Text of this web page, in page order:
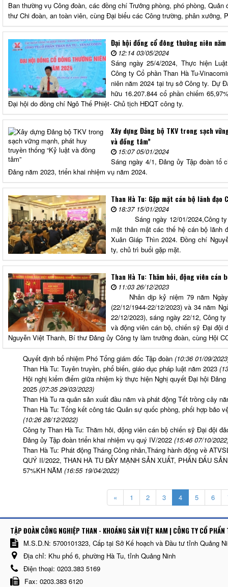
Ban thường vụ Công đoàn, các đồng chí Trưởng phòng, phó phòng,
thư Chi đoàn, an toàn viên, cùng Đại biểu các Công trường, phân xưởng,
Đại hội đồng cổ đông thường niên
12:14 03/05/2024
Sáng ngày 25/4/2024, Thực hiện
Công ty Cổ phần Than Hà Tu-
niên năm 2024 tại trụ sở Công ty. Dự
hữu 16.207.844 cổ phần chiếm
Đại hội do đồng chí Ngô Thế Phiệt- Chủ tịch HĐQT công ty.
Xây dựng Đảng bộ TKV trong sạch
và đồng tâm”
15:07 05/01/2024
Sáng ngày 4/1, Đảng ủy Tập đoàn tổ
Đảng năm 2023, triển khai nhiệm vụ năm 2024.
Than Hà Tu: Gặp mặt cán bộ lãnh
18:37 15/01/2024
Sáng ngày 12/01/2024,Công ty
mặt thân mật các thế hệ cán bộ lãnh
Xuân Giáp Thìn 2024. Đồng chí
ty, chủ trì buổi gặp mặt.
Than Hà Tu: Thăm hỏi, động viên cán
11:03 26/12/2023
Nhân dịp kỷ niệm 79 năm Ngày
(22/12/1944-22/12/2023) và 34 năm
22/12/2023), sáng ngày 22/12, Công
và động viên cán bộ, chiến sỹ Đại đội
Nguyễn Việt Thanh, Bí thư Đảng ủy Công ty làm trưởng đoàn, cùng Hội
Quyết định bổ nhiệm Phó Tổng giám đốc Tập đoàn (10:36 01/09/
Than Hà Tu: Tuyên truyền, phổ biến, giáo dục pháp luật năm 2023
Hội nghị kiểm điểm giữa nhiệm kỳ thực hiện Nghị quyết Đại hội
2025 (07:35 29/03/2023)
Than Hà Tu ra quân sản xuất đầu năm và phát động Tết trồng cây
Than Hà Tu: Tổng kết công tác Quân sự quốc phòng, phối hợp bảo
(10:26 28/12/2022)
Công ty Than Hà Tu: Thăm hỏi, động viên cán bộ chiến sỹ Đại đội
Đảng ủy Tập đoàn triển khai nhiệm vụ quý IV/2022 (15:46 07/10/
Than Hà Tu: Phát động Tháng Công nhân,Tháng hành động về
QUÝ II/2022, THAN HÀ TU ĐẨY MẠNH SẢN XUẤT, PHẤN ĐẤU
57%KH NĂM (16:55 19/04/2022)
« 1 2 3 4 5 6
TẬP ĐOÀN CÔNG NGHIỆP THAN - KHOÁNG SẢN VIỆT NAM | CÔNG TY CỔ
M.S.D.N: 5700101323, Cấp tại Sở Kế hoạch và Đầu tư tỉnh Quảng
Địa chỉ: Khu phố 6, phường Hà Tu, tỉnh Quảng Ninh
Điện thoại: 0203.383 5169
Fax: 0203.383 6120